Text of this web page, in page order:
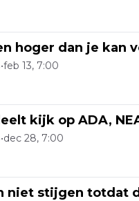
hoger dan je kan
•feb 13, 7:00
kijk op ADA,
•dec 28, 7:00
niet stijgen totdat